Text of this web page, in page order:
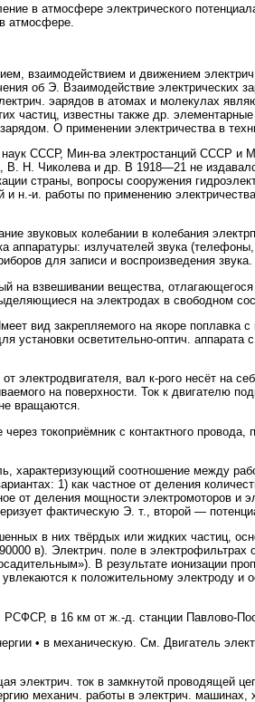
атмосфере электрического
атмосфере.
взаимодействием и движением
об Э. Взаимодействие электрических
эарядов в атомах и молекулах
частиц, известны также др. элементарные
О применении электричества в
СССР, Мин-ва электростанций СССР и
Н. Чиколева и др. В 1918—21 не
страны, вопросы сооружения
н.-и. работы по применению
звуковых колебании в колебания
аппаратуры: излучателей звука
для записи и воспроизведения звука.
взвешивании вещества, отлагающегося
на электродах в свободном
вид закрепляемого на якоре поплавка с
осветительно-оптич. аппарата
вал к-рого несёт на
на поверхности. Ток к двигателю
вращаются.
токоприёмник с контактного провода,
соотношение между
1) как частное от деления
от деления мощности электромоторов и
фактическую Э. т., второй —
в них твёрдых или жидких частиц,
в). Электрич. поле в
В результате ионизации
к положительному электроду
в 16 км от ж.-д. станции Павлово-
• в механическую. См. Двигатель
ток в замкнутой проводящей
механич. работы в электрич. машинах,